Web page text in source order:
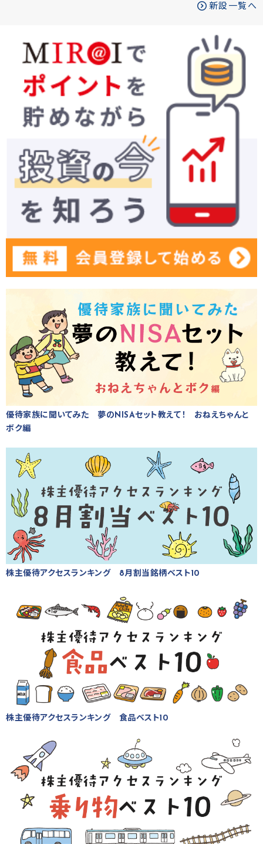
新設一覧へ
優待家族に聞いてみた 夢のNISAセット教えて！ おねえちゃんと
ボク編
株主優待アクセスランキング 8月割当銘柄ベスト10
株主優待アクセスランキング 食品ベスト10